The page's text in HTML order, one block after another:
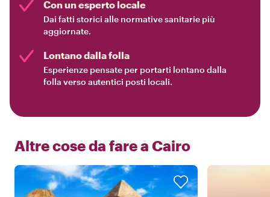
Con un esperto locale
Dai fatti storici alle normative sanitarie più
aggiornate.
Lontano dalla folla
Esperienze pensate per portarti lontano dalla
folla verso autentici posti locali.
Altre cose da fare a Cairo